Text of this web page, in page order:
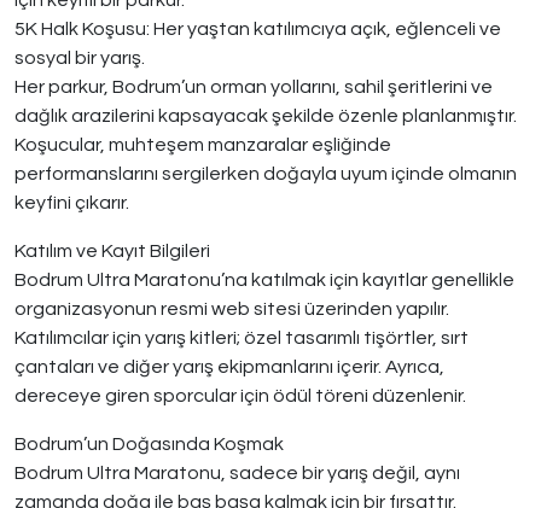
5K Halk Koşusu: Her yaştan katılımcıya açık, eğlenceli ve
sosyal bir yarış.
Her parkur, Bodrum’un orman yollarını, sahil şeritlerini ve
dağlık arazilerini kapsayacak şekilde özenle planlanmıştır.
Koşucular, muhteşem manzaralar eşliğinde
performanslarını sergilerken doğayla uyum içinde olmanın
keyfini çıkarır.
Katılım ve Kayıt Bilgileri
Bodrum Ultra Maratonu’na katılmak için kayıtlar genellikle
organizasyonun resmi web sitesi üzerinden yapılır.
Katılımcılar için yarış kitleri; özel tasarımlı tişörtler, sırt
çantaları ve diğer yarış ekipmanlarını içerir. Ayrıca,
dereceye giren sporcular için ödül töreni düzenlenir.
Bodrum’un Doğasında Koşmak
Bodrum Ultra Maratonu, sadece bir yarış değil, aynı
zamanda doğa ile baş başa kalmak için bir fırsattır.